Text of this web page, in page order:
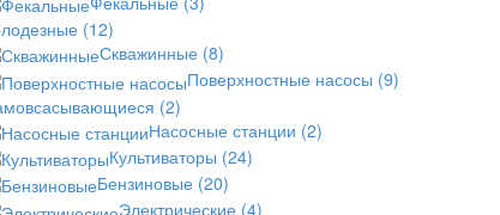
(12)
Скважинные (8)
Поверхностные насосы (9)
(2)
Насосные станции (2)
Культиваторы (24)
Бензиновые (20)
Электрические (4)